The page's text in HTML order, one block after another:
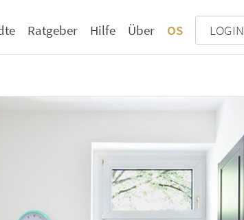
Ratgeber Hilfe Über OS LOGIN